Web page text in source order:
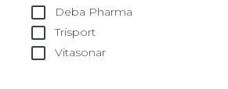
Deba Pharma
Trisport
Vitasonar